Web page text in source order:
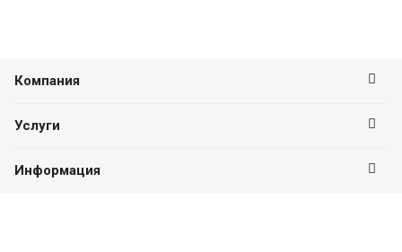
Компания
Услуги
Информация